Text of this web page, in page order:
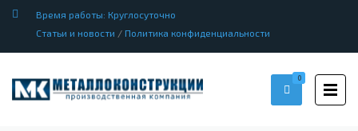
Время работы: Круглосуточно
Статьи и новости / Политика конфиденциальности
0